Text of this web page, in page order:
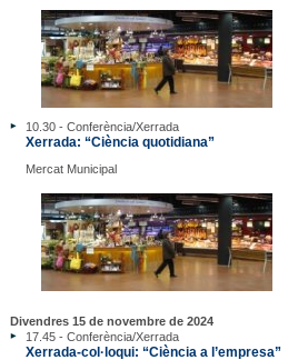
10.30 - Conferència/Xerrada
Xerrada: “Ciència quotidiana”
Mercat Municipal
Divendres 15 de novembre de 2024
17.45 - Conferència/Xerrada
Xerrada-col·loqui: “Ciència a l’empresa”